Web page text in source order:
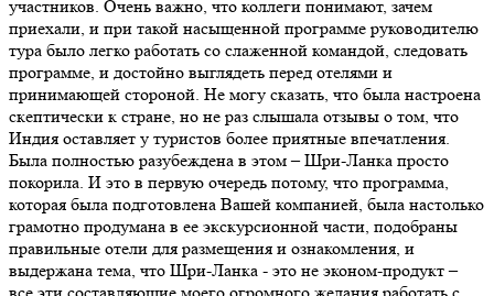
участников. Очень важно, что коллеги понимают, зачем
приехали, и при такой насыщенной программе руководителю
тура было легко работать со слаженной командой, следовать
программе, и достойно выглядеть перед отелями и
принимающей стороной. Не могу сказать, что была настроена
скептически к стране, но не раз слышала отзывы о том, что
Индия оставляет у туристов более приятные впечатления.
Была полностью разубеждена в этом – Шри-Ланка просто
покорила. И это в первую очередь потому, что программа,
которая была подготовлена Вашей компанией, была настолько
грамотно продумана в ее экскурсионной части, подобраны
правильные отели для размещения и ознакомления, и
выдержана тема, что Шри-Ланка - это не эконом-продукт –